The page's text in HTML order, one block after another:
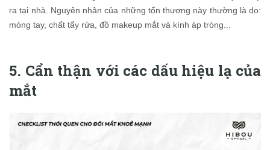
ra tại nhà. Nguyên nhân của những tổn thương này thường là do:
móng tay, chất tẩy rửa, đồ makeup mắt và kính áp tròng...
5. Cẩn thận với các dấu hiệu lạ của
mắt